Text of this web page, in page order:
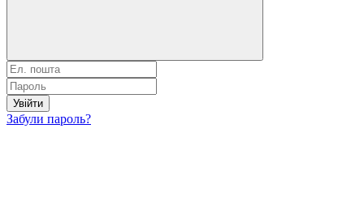
Увійти
Забули пароль?